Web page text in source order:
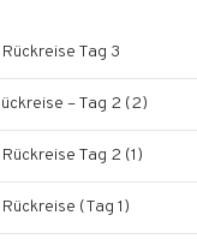
Tag 3
– Tag 2 (2)
Tag 2 (1)
(Tag 1)